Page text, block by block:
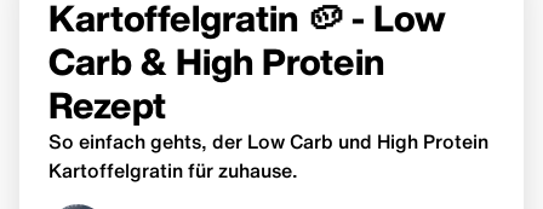
Kartoffelgratin 🥔 - Low
Carb & High Protein
Rezept
So einfach gehts, der Low Carb und High Protein
Kartoffelgratin für zuhause.